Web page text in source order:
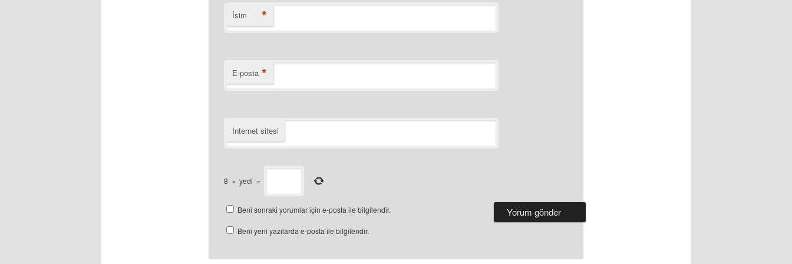
İsim *
E-posta *
İnternet sitesi
8 × yedi =
Beni sonraki yorumlar için e-posta ile bilgilendir.
Beni yeni yazılarda e-posta ile bilgilendir.